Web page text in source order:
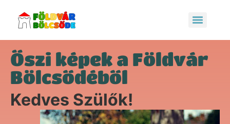
Őszi képek a Földvár
Bölcsődéből
Kedves Szülők!